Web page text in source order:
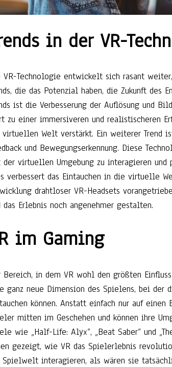
in der VR-
VR-Technologie entwickelt sich rasant
die das Potenzial haben, die Zukunft des
ist die Verbesserung der Auflösung und
zu einer immersiveren und realistischeren
virtuellen Welt verstärkt. Ein weiterer Trend
und Bewegungserkennung. Diese
virtuellen Umgebung zu interagieren und
verbessert das Eintauchen in die virtuelle
drahtloser VR-Headsets
das Erlebnis noch angenehmer gestalten.
im Gaming
Bereich, in dem VR wohl den größten
ganz neue Dimension des Spielens, bei
können. Anstatt einfach nur auf
mitten im Geschehen und können ihre
wie „Half-Life: Alyx“, „Beat Saber“ und
gezeigt, wie VR das Spielerlebnis
Spielwelt interagieren, als wären sie